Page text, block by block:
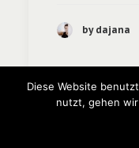
by dajana
Diese Website
nutzt, gehen